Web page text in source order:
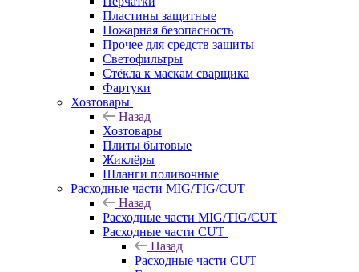
Пластины защитные
Пожарная безопасность
Прочее для средств защиты
Светофильтры
Стёкла к маскам сварщика
Фартуки
Хозтовары
Назад
Хозтовары
Плиты бытовые
Жиклёры
Шланги поливочные
Расходные части MIG/TIG/CUT
Назад
Расходные части MIG/TIG/CUT
Расходные части CUT
Назад
Расходные части CUT